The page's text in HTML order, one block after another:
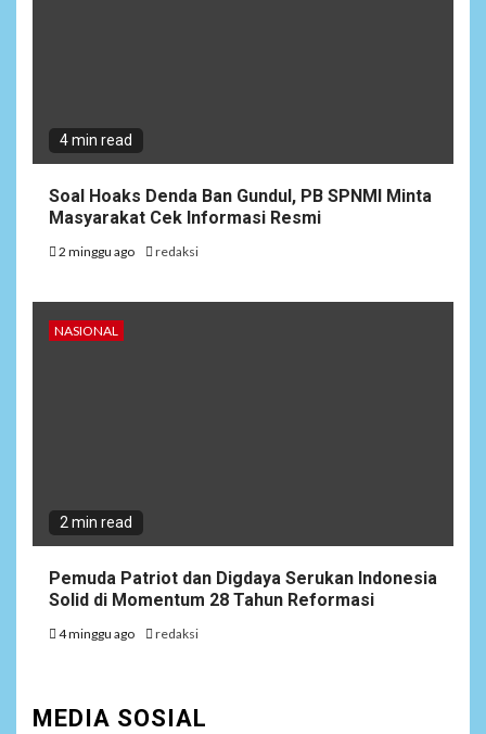
4 min read
Soal Hoaks Denda Ban Gundul, PB SPNMI Minta
Masyarakat Cek Informasi Resmi
2 minggu ago redaksi
NASIONAL
2 min read
Pemuda Patriot dan Digdaya Serukan Indonesia
Solid di Momentum 28 Tahun Reformasi
4 minggu ago redaksi
MEDIA SOSIAL